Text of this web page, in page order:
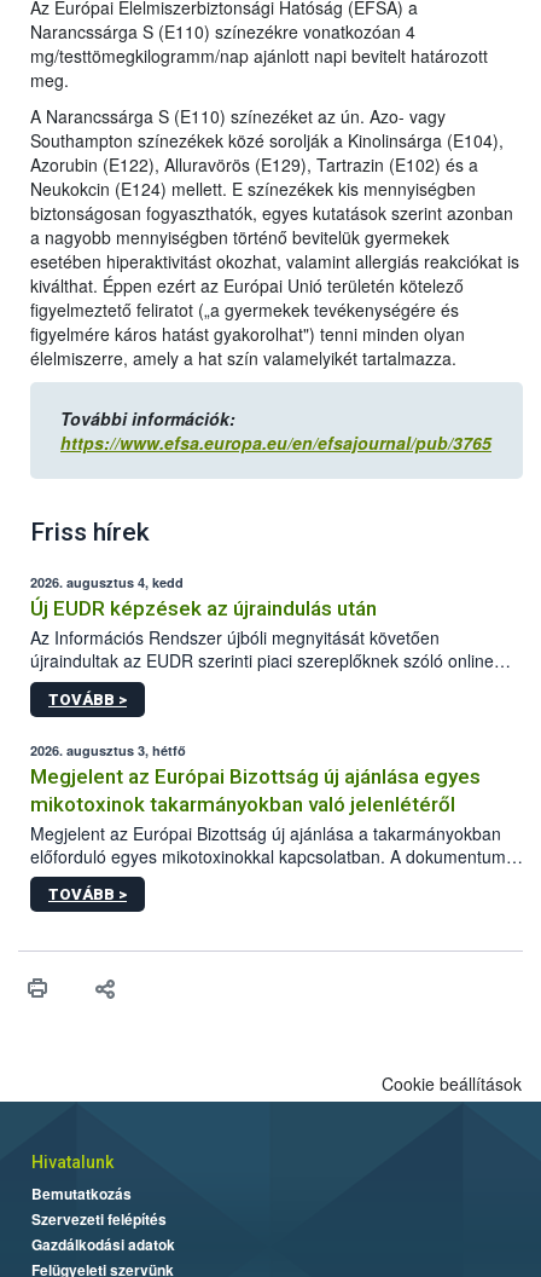
Az Európai Élelmiszerbiztonsági Hatóság (EFSA) a
Narancssárga S (E110) színezékre vonatkozóan 4
mg/testtömegkilogramm/nap ajánlott napi bevitelt határozott
meg.
A Narancssárga S (E110) színezéket az ún. Azo- vagy
Southampton színezékek közé sorolják a Kinolinsárga (E104),
Azorubin (E122), Alluravörös (E129), Tartrazin (E102) és a
Neukokcin (E124) mellett. E színezékek kis mennyiségben
biztonságosan fogyaszthatók, egyes kutatások szerint azonban
a nagyobb mennyiségben történő bevitelük gyermekek
esetében hiperaktivitást okozhat, valamint allergiás reakciókat is
kiválthat. Éppen ezért az Európai Unió területén kötelező
figyelmeztető feliratot („a gyermekek tevékenységére és
figyelmére káros hatást gyakorolhat") tenni minden olyan
élelmiszerre, amely a hat szín valamelyikét tartalmazza.
További információk:
https://www.efsa.europa.eu/en/efsajournal/pub/3765
Friss hírek
2026. augusztus 4, kedd
Új EUDR képzések az újraindulás után
Az Információs Rendszer újbóli megnyitását követően
újraindultak az EUDR szerinti piaci szereplőknek szóló online
képzések.
TOVÁBB >
2026. augusztus 3, hétfő
Megjelent az Európai Bizottság új ajánlása egyes
mikotoxinok takarmányokban való jelenlétéről
Megjelent az Európai Bizottság új ajánlása a takarmányokban
előforduló egyes mikotoxinokkal kapcsolatban. A dokumentum
2027-től új irányértékek alkalmazását írja elő, és a jelenleg
hatályos uniós ajánlások helyébe lép.
TOVÁBB >
Cookie beállítások
Hivatalunk
Bemutatkozás
Szervezeti felépítés
Gazdálkodási adatok
Felügyeleti szervünk